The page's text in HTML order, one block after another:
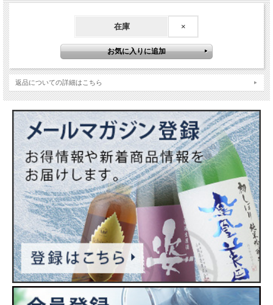
日本酒度…
アルコール度数…15%
在庫 ×
返品についての詳細はこちら